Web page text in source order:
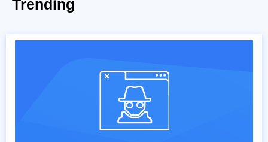
Trending